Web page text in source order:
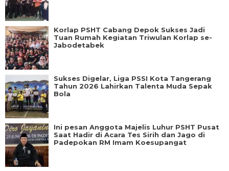
Korlap PSHT Cabang Depok Sukses Jadi
Tuan Rumah Kegiatan Triwulan Korlap se-
Jabodetabek
Sukses Digelar, Liga PSSI Kota Tangerang
Tahun 2026 Lahirkan Talenta Muda Sepak
Bola
Ini pesan Anggota Majelis Luhur PSHT Pusat
Saat Hadir di Acara Tes Sirih dan Jago di
Padepokan RM Imam Koesupangat